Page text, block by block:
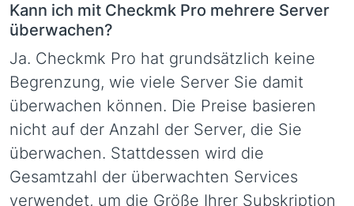
Kann ich mit Checkmk Pro mehrere Server
überwachen?
Ja. Checkmk Pro hat grundsätzlich keine
Begrenzung, wie viele Server Sie damit
überwachen können. Die Preise basieren
nicht auf der Anzahl der Server, die Sie
überwachen. Stattdessen wird die
Gesamtzahl der überwachten Services
verwendet, um die Größe Ihrer Subskription